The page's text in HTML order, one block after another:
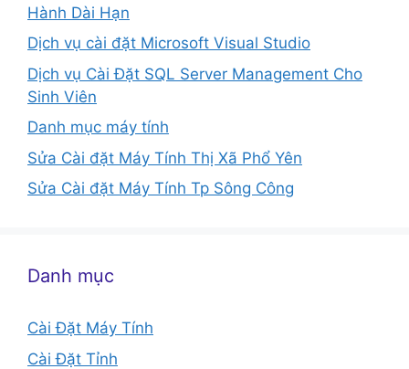
Hành Dài Hạn
Dịch vụ cài đặt Microsoft Visual Studio
Dịch vụ Cài Đặt SQL Server Management Cho
Sinh Viên
Danh mục máy tính
Sửa Cài đặt Máy Tính Thị Xã Phổ Yên
Sửa Cài đặt Máy Tính Tp Sông Công
Danh mục
Cài Đặt Máy Tính
Cài Đặt Tỉnh